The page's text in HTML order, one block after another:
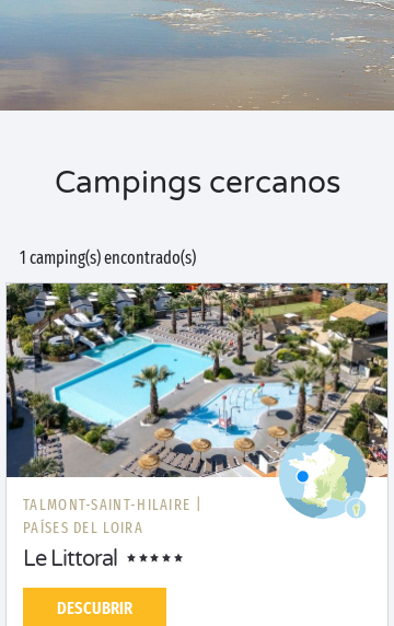
Campings cercanos
1 camping(s) encontrado(s)
TALMONT-SAINT-HILAIRE |
PAÍSES DEL LOIRA
Le Littoral
DESCUBRIR